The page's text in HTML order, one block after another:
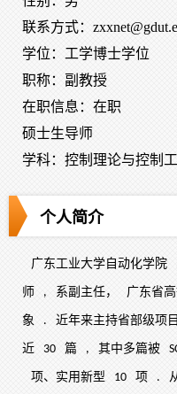
联系方式：
学位：工学博士学位
职称：副教授
在职信息：在职
硕士生导师
学科：控制理论与控制
个人简介
广东工业大学自动化学院
师 , 系副主任， 广东省
象 . 近年来主持省部级项目
近 30 篇 , 其中多篇被
项、实用新型 10 项 .